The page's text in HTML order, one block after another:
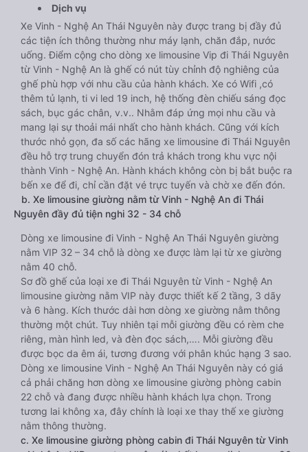
Dịch vụ
Xe Vinh - Nghệ An Thái Nguyên này được trang bị đầy đủ
các tiện ích thông thường như máy lạnh, chăn đắp, nước
uống. Điểm cộng cho dòng xe limousine Vip đi Thái Nguyên
từ Vinh - Nghệ An là ghế có nút tùy chỉnh độ nghiêng của
ghế phù hợp với nhu cầu của hành khách. Xe có Wifi ,có
thêm tủ lạnh, ti vi led 19 inch, hệ thống đèn chiếu sáng đọc
sách, bục gác chân, v.v.. Nhằm đáp ứng mọi nhu cầu và
mang lại sự thoải mái nhất cho hành khách. Cũng với kích
thước nhỏ gọn, đa số các hãng xe limousine đi Thái Nguyên
đều hỗ trợ trung chuyển đón trả khách trong khu vực nội
thành Vinh - Nghệ An. Hành khách không còn bị bắt buộc ra
bến xe để đi, chỉ cần đặt vé trực tuyến và chờ xe đến đón.
b. Xe limousine giường nằm từ Vinh - Nghệ An đi Thái
Nguyên đầy đủ tiện nghi 32 - 34 chỗ
Dòng xe limousine đi Vinh - Nghệ An Thái Nguyên giường
nằm VIP 32 – 34 chỗ là dòng xe được làm lại từ xe giường
nằm 40 chỗ.
Sơ đồ ghế của loại xe đi Thái Nguyên từ Vinh - Nghệ An
limousine giường nằm VIP này được thiết kế 2 tầng, 3 dãy
và 6 hàng. Kích thước dài hơn dòng xe giường nằm thông
thường một chút. Tuy nhiên tại mỗi giường đều có rèm che
riêng, màn hình led, và đèn đọc sách,…. Mỗi giường đều
được bọc da êm ái, tương đương với phân khúc hạng 3 sao.
Dòng xe limousine Vinh - Nghệ An Thái Nguyên này có giá
cả phải chăng hơn dòng xe limousine giường phòng cabin
22 chỗ và đang được nhiều hành khách lựa chọn. Trong
tương lai không xa, đây chính là loại xe thay thế xe giường
nằm thông thường.
c. Xe limousine giường phòng cabin đi Thái Nguyên từ Vinh